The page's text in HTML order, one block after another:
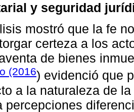
y seguridad
mostró que la fe
certeza a los
de bienes
(2016) evidenció que
a la naturaleza de
percepciones